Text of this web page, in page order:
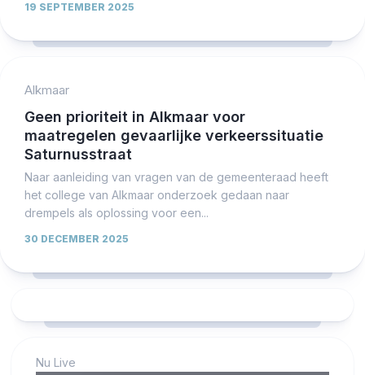
19 SEPTEMBER 2025
Alkmaar
Geen prioriteit in Alkmaar voor
maatregelen gevaarlijke verkeerssituatie
Saturnusstraat
Naar aanleiding van vragen van de gemeenteraad heeft
het college van Alkmaar onderzoek gedaan naar
drempels als oplossing voor een...
30 DECEMBER 2025
Nu Live